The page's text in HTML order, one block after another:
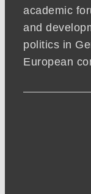
academic
and
politics in
European